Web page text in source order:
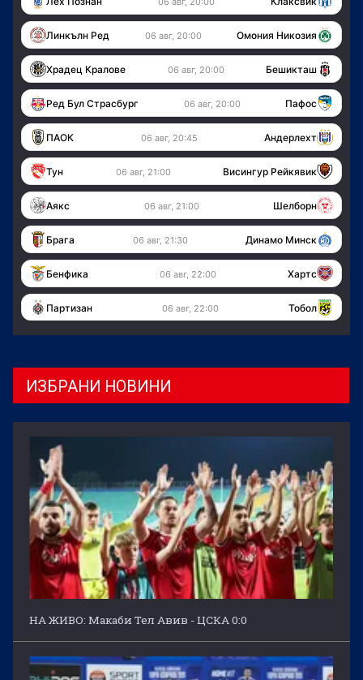
Линкълн Ред 06 авг, 20:00 Омония Никозия
Храдец Кралове 06 авг, 20:00 Бешикташ
Ред Бул Страсбург 06 авг, 20:00 Пафос
ПАОК 06 авг, 20:45 Андерлехт
Тун 06 авг, 21:00 Висингур Рейкявик
Аякс 06 авг, 21:00 Шелборн
Брага 06 авг, 21:30 Динамо Минск
Бенфика 06 авг, 22:00 Хартс
Партизан 06 авг, 22:00 Тобол
ИЗБРАНИ НОВИНИ
НА ЖИВО: Макаби Тел Авив - ЦСКА 0:0